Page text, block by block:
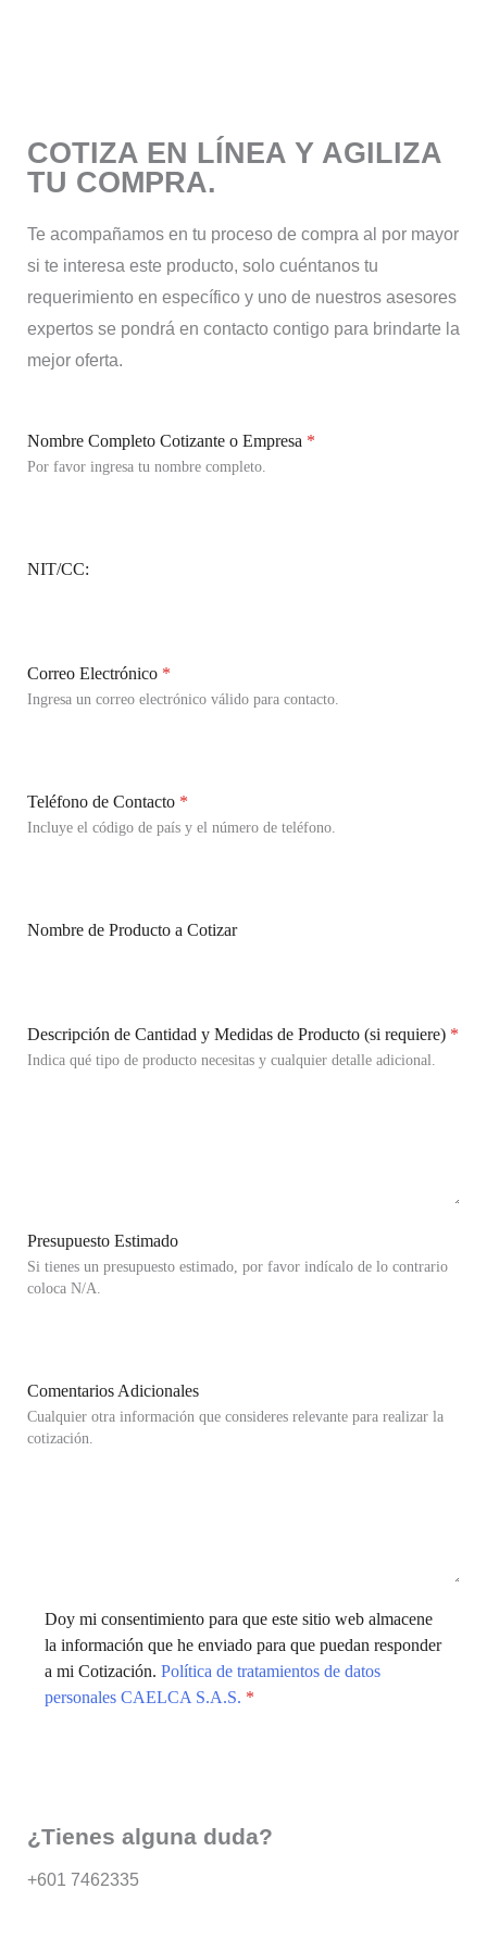
COTIZA EN LÍNEA Y AGILIZA
TU COMPRA.
Te acompañamos en tu proceso de compra al por mayor
si te interesa este producto, solo cuéntanos tu
requerimiento en específico y uno de nuestros asesores
expertos se pondrá en contacto contigo para brindarte la
mejor oferta.
Nombre Completo Cotizante o Empresa *
Por favor ingresa tu nombre completo.
NIT/CC:
Correo Electrónico *
Ingresa un correo electrónico válido para contacto.
Teléfono de Contacto *
Incluye el código de país y el número de teléfono.
Nombre de Producto a Cotizar
Descripción de Cantidad y Medidas de Producto (si requiere) *
Indica qué tipo de producto necesitas y cualquier detalle adicional.
Presupuesto Estimado
Si tienes un presupuesto estimado, por favor indícalo de lo contrario
coloca N/A.
Comentarios Adicionales
Cualquier otra información que consideres relevante para realizar la
cotización.
Doy mi consentimiento para que este sitio web almacene
la información que he enviado para que puedan responder
a mi Cotización. Política de tratamientos de datos
personales CAELCA S.A.S. *
¿Tienes alguna duda?
+601 7462335